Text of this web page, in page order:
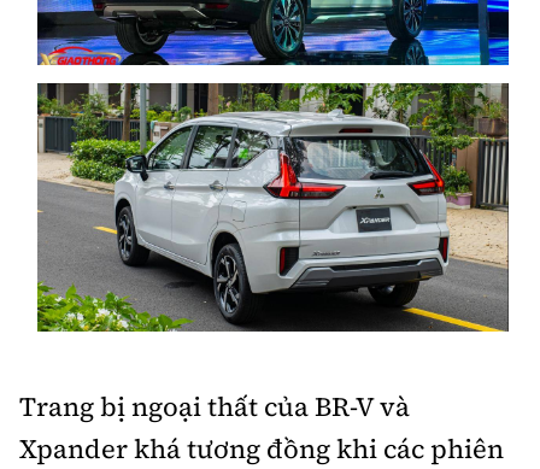
Trang bị ngoại thất của BR-V và
Xpander khá tương đồng khi các phiên